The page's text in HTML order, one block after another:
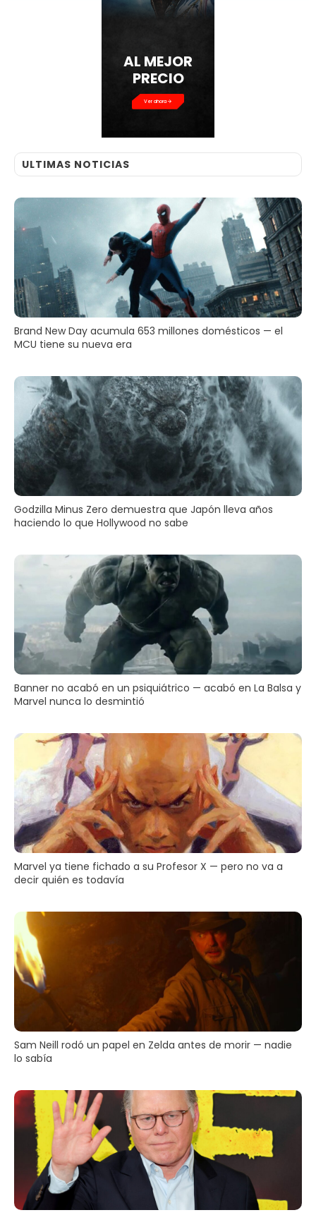
AL MEJOR
PRECIO
Ver ahora
ULTIMAS NOTICIAS
Brand New Day acumula 653 millones domésticos — el
MCU tiene su nueva era
Godzilla Minus Zero demuestra que Japón lleva años
haciendo lo que Hollywood no sabe
Banner no acabó en un psiquiátrico — acabó en La Balsa y
Marvel nunca lo desmintió
Marvel ya tiene fichado a su Profesor X — pero no va a
decir quién es todavía
Sam Neill rodó un papel en Zelda antes de morir — nadie
lo sabía